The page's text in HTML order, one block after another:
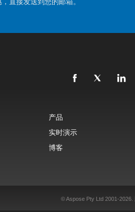
产品
实时演示
博客
© Aspose Pty Ltd 2001-2026.